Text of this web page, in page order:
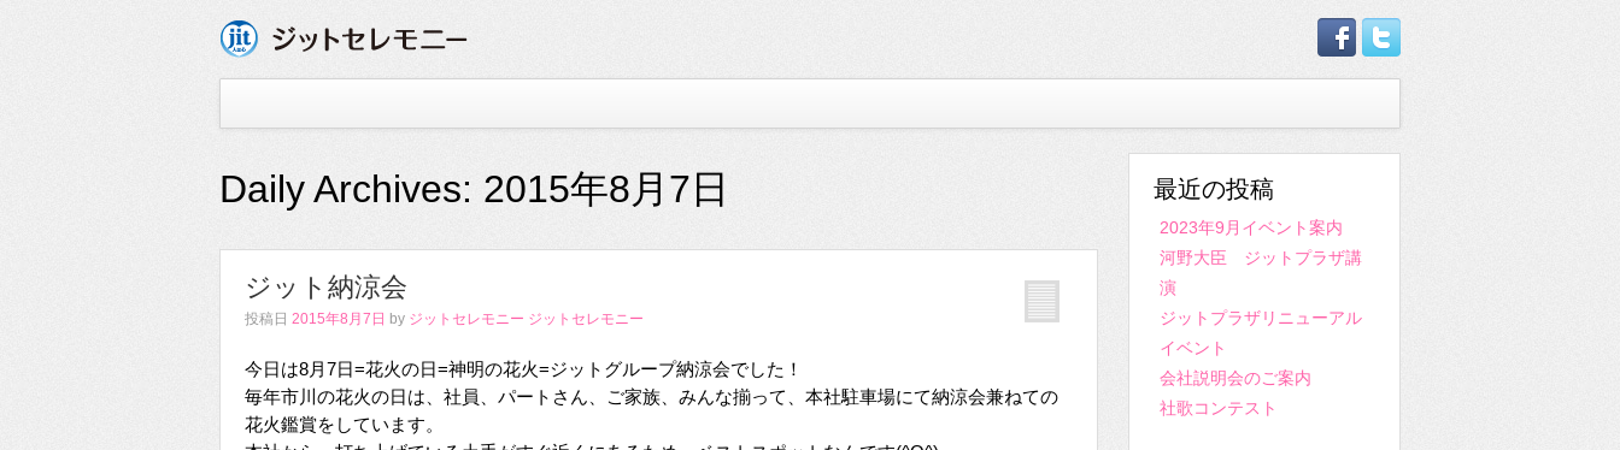
Daily Archives: 2015年8月7日
ジット納涼会
投稿日 2015年8月7日 by ジットセレモニー ジットセレモニー
今日は8月7日=花火の日=神明の花火=ジットグループ納涼会でした！
毎年市川の花火の日は、社員、パートさん、ご家族、みんな揃って、本社駐車場にて納涼会兼ねての
花火鑑賞をしています。
最近の投稿
2023年9月イベント案内
河野大臣 ジットプラザ講
演
ジットプラザリニューアル
イベント
会社説明会のご案内
社歌コンテスト